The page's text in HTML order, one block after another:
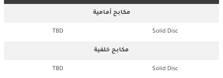
مكابح أمامية
Solid Disc
TBD
مكابح خلفية
Solid Disc
TBD